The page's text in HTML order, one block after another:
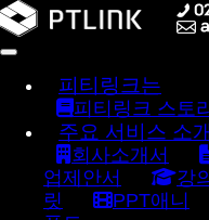
피티링크는
피티링크 스토리
주요 서비스 소개
회사소개서
업제안서
강
릿
PPT애니